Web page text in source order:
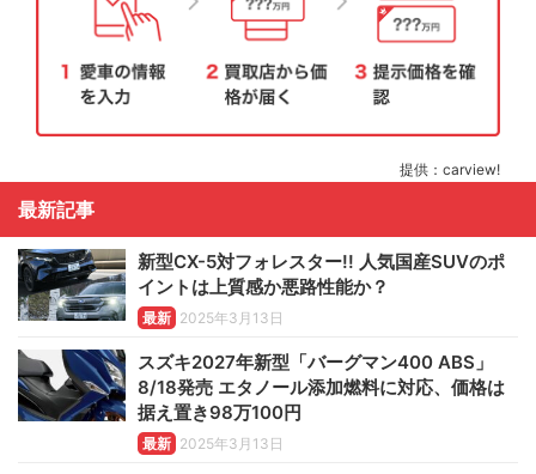
提供：carview!
最新記事
新型CX-5対フォレスター!! 人気国産SUVのポ
イントは上質感か悪路性能か？
最新 2025年3月13日
スズキ2027年新型「バーグマン400 ABS」
8/18発売 エタノール添加燃料に対応、価格は
据え置き98万100円
最新 2025年3月13日